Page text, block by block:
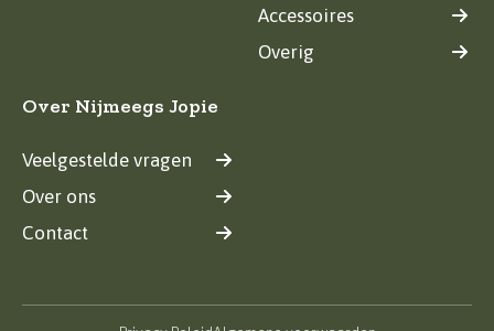
Accessoires
Overig
Over Nijmeegs Jopie
Veelgestelde vragen
Over ons
Contact